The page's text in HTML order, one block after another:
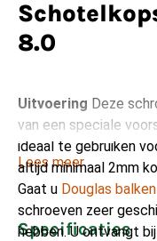
8.0
Uitvoering Deze
van een speciale
ideaal te gebruiken
altijd minimaal 2mm
Gaat u Douglas balken
schroeven zeer
hebben. U ontvangt
Lees meer
Specificaties